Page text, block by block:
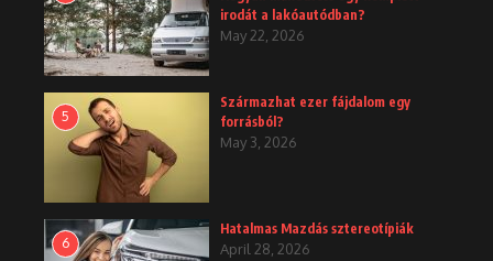
irodát a lakóautódban?
May 22, 2026
5
Származhat ezer fájdalom egy
forrásból?
May 3, 2026
6
Hatalmas Mazdás sztereotípiák
April 28, 2026